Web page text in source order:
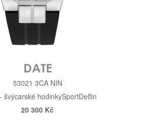
DATE
53021 3CA NIN
švýcarské hodinkySportDelfin
20 300 Kč